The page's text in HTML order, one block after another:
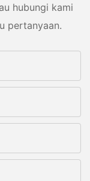
hubungi kami
pertanyaan.